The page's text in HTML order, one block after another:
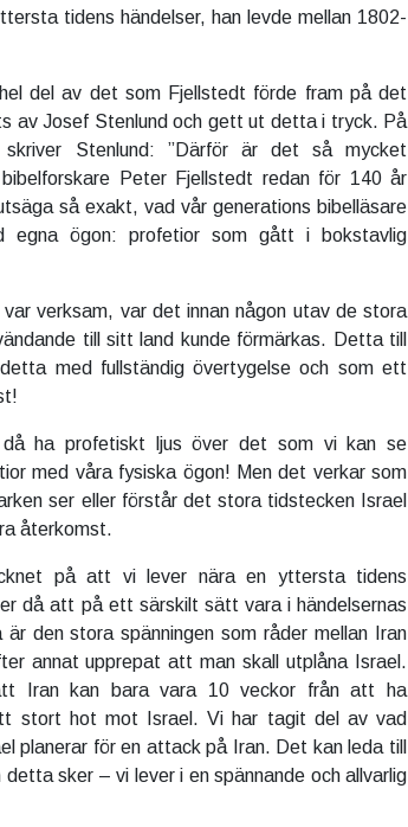
tidens händelser, han levde mellan 1802-
del av det som Fjellstedt förde fram på det
av Josef Stenlund och gett ut detta i tryck. På
Stenlund: ”Därför är det så mycket
Peter Fjellstedt redan för 140 år
så exakt, vad vår generations bibelläsare
egna ögon: profetior som gått i bokstavlig
verksam, var det innan någon utav de stora
till sitt land kunde förmärkas. Detta till
med fullständig övertygelse och som ett
ha profetiskt ljus över det som vi kan se
med våra fysiska ögon! Men det verkar som
ser eller förstår det stora tidstecken Israel
återkomst.
på att vi lever nära en yttersta tidens
då att på ett särskilt sätt vara i händelsernas
den stora spänningen som råder mellan Iran
annat upprepat att man skall utplåna Israel.
Iran kan bara vara 10 veckor från att ha
stort hot mot Israel. Vi har tagit del av vad
planerar för en attack på Iran. Det kan leda till
sker – vi lever i en spännande och allvarlig